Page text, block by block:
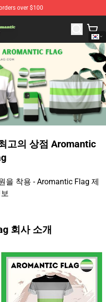
over $100
Best Store of Aromantic Flag
고의 상점 Aromantic
을 착용 - Aromantic Flag 제
회사 소개